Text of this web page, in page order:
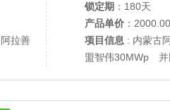
拉善
锁定期 ：180天
产品单价 ：
项目信息 : 内蒙古
盟智伟30MWp 并